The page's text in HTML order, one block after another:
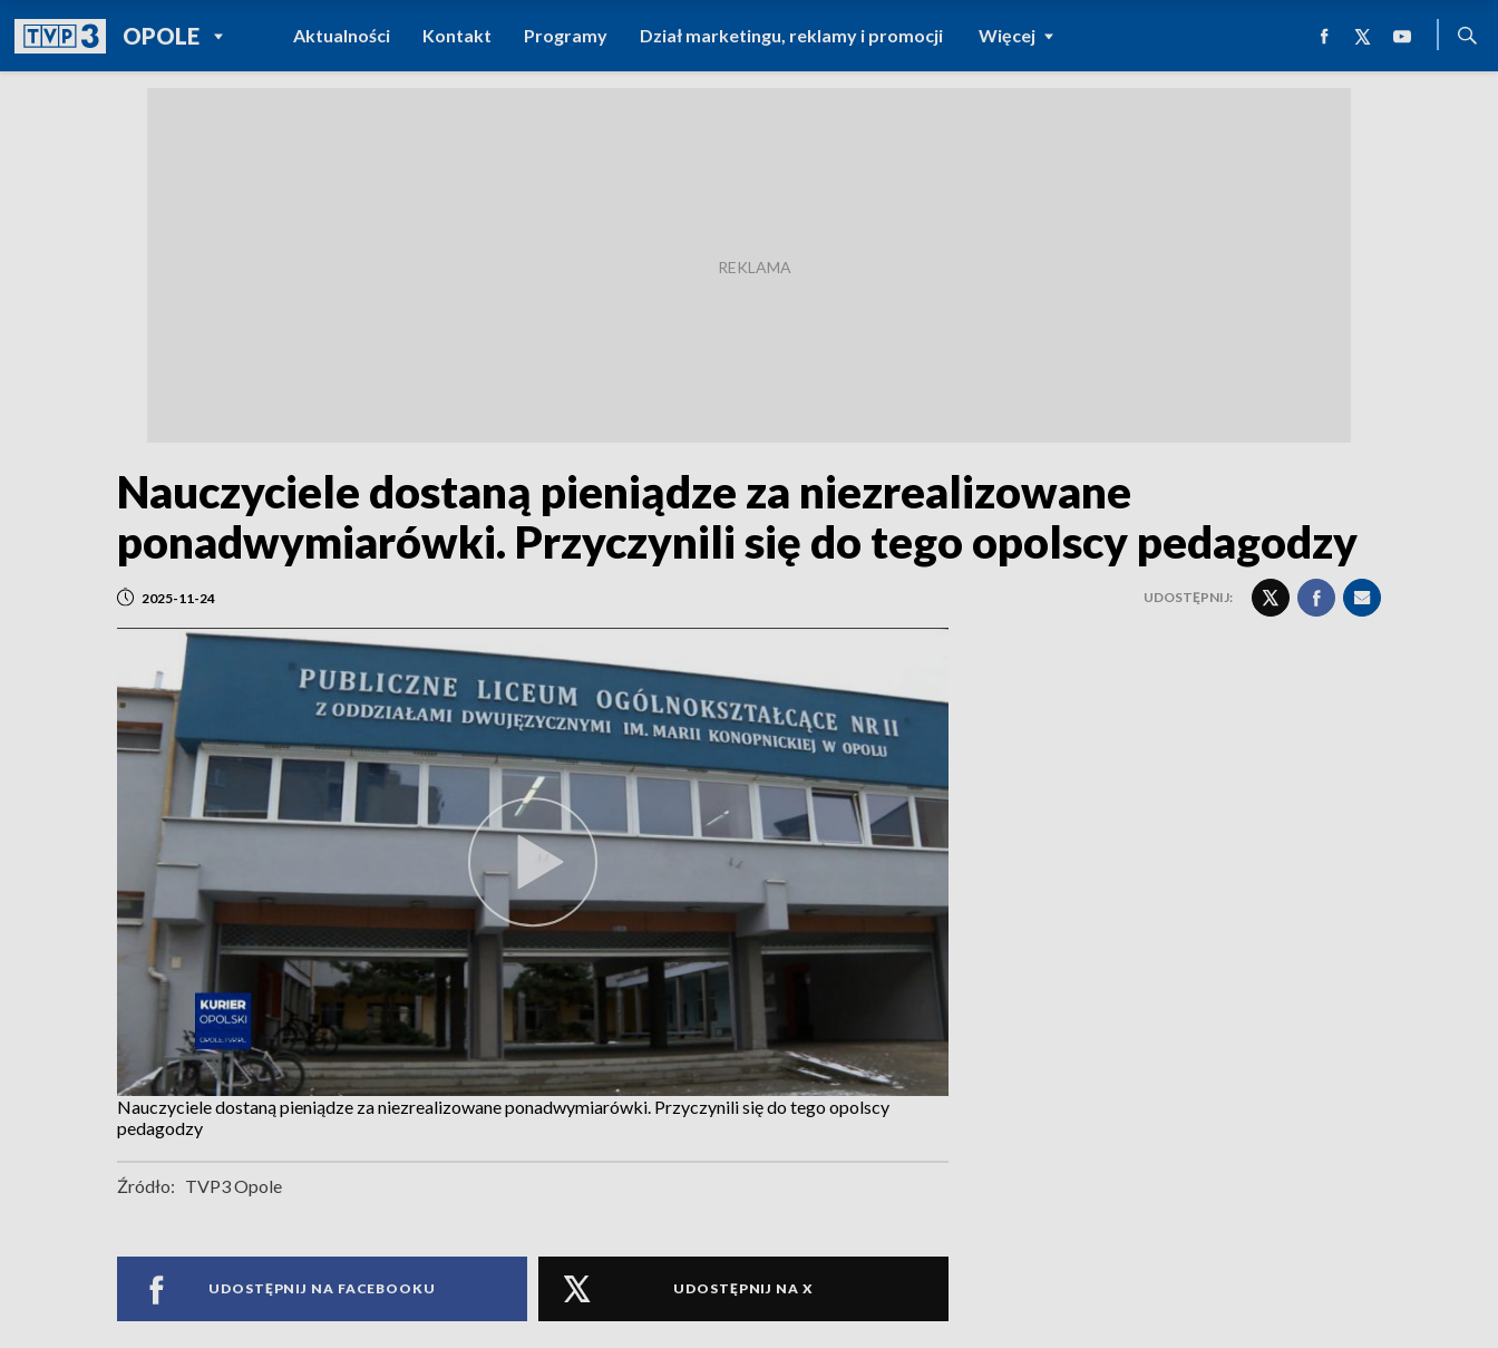
OPOLEPOWRÓT DO
TVP REGIONY
Aktualności Kontakt Programy Dział marketingu, reklamy i promocji Więcej
Nauczyciele dostaną pieniądze za niezrealizowane
ponadwymiarówki. Przyczynili się do tego opolscy pedagodzy
2025-11-24 UDOSTĘPNIJ:
Nauczyciele dostaną pieniądze za niezrealizowane ponadwymiarówki. Przyczynili się do tego opolscy
pedagodzy
Źródło: TVP3 Opole
UDOSTĘPNIJ NA FACEBOOKU UDOSTĘPNIJ NA X